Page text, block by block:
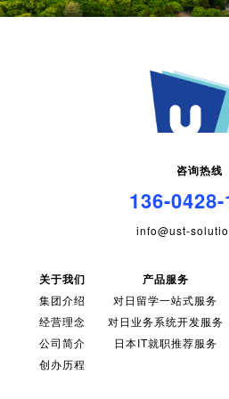
咨询热线
136-
info@ust-
关于我们
集团介绍
经营理念
公司简介
创办历程
产品服务
对日留学一站式服务
对日业务系统开发服务
日本IT就职推荐服务